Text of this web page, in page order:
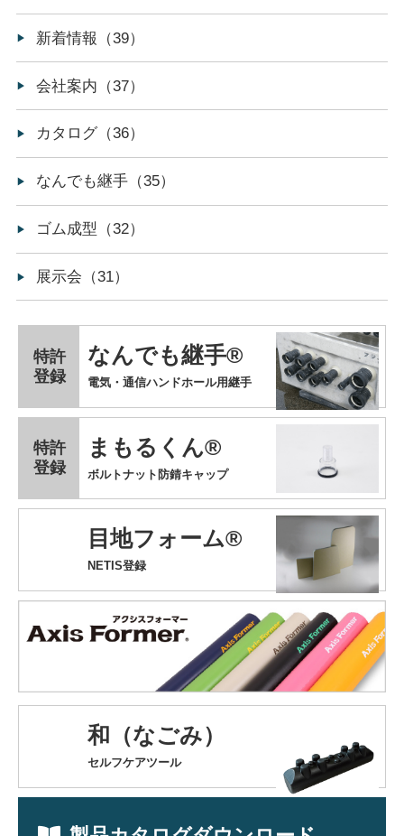
新着情報（39）
会社案内（37）
カタログ（36）
なんでも継手（35）
ゴム成型（32）
展示会（31）
なんでも継手®
特許
登録
電気・通信ハンドホール用継手
まもるくん®
特許
登録
ボルトナット防錆キャップ
目地フォーム®
NETIS登録
和（なごみ）
セルフケアツール